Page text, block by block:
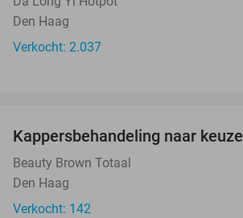
Den Haag
Verkocht: 2.037
Kappersbehandeling naar keuze
Beauty Brown Totaal
Den Haag
Verkocht: 142